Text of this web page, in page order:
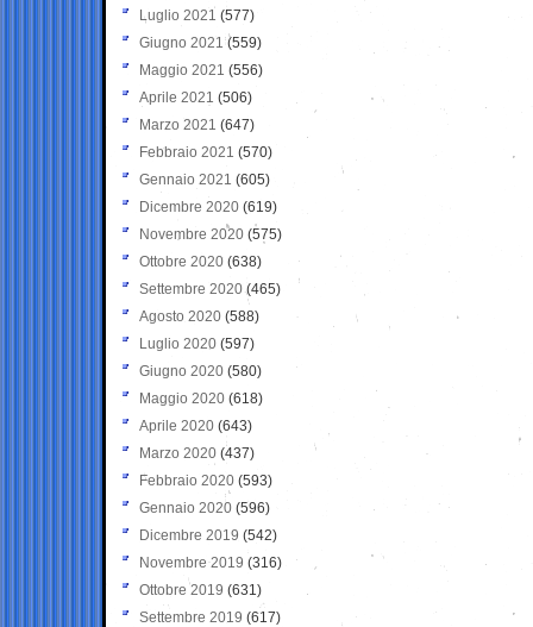
Luglio 2021 (577)
Giugno 2021(559)
Maggio 2021 (556)
Aprile 2021 (506)
Marzo 2021 (647)
Febbraio 2021 (570)
Gennaio 2021 (605)
Dicembre 2020 (619)
Novembre 2020 (575)
Ottobre 2020 (638)
Settembre 2020(465)
Agosto 2020 (588)
Luglio 2020 (597)
Giugno 2020 (580)
Maggio 2020 (618)
Aprile 2020 (643)
Marzo 2020 (437)
Febbraio 2020 (593)
Gennaio 2020 (596)
Dicembre 2019 (542)
Novembre 2019 (316)
Ottobre 2019 (631)
Settembre 2019 (617)